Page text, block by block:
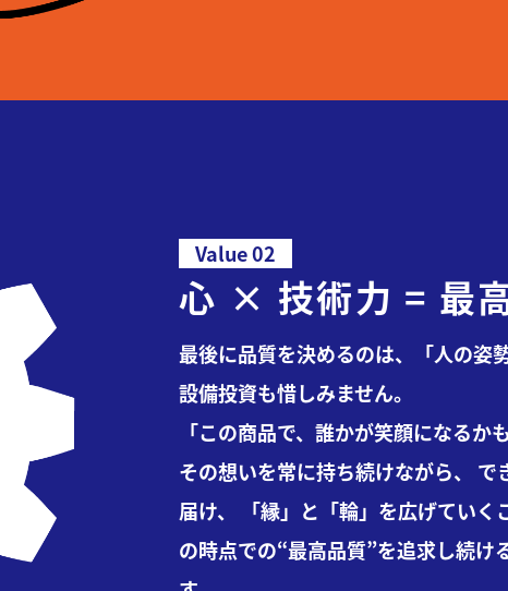
Value 02
心 × 技術力 = 最
最後に品質を決めるのは、「人の姿勢
設備投資も惜しみません。
「この商品で、誰かが笑顔になるか
その想いを常に持ち続けながら、
で
届け、
「縁」と「輪」を広げていく
の時点での“最高品質”を追求し続け